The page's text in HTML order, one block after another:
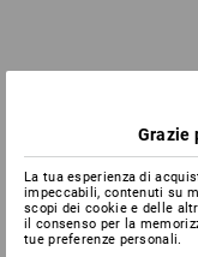
Grazie
La tua esperienza di
impeccabili, contenuti su
scopi dei cookie e delle
il consenso per la
tue preferenze personali.